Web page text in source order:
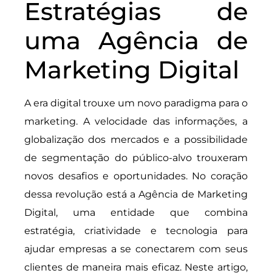
Estratégias de
uma Agência de
Marketing Digital
A era digital trouxe um novo paradigma para o
marketing. A velocidade das informações, a
globalização dos mercados e a possibilidade
de segmentação do público-alvo trouxeram
novos desafios e oportunidades. No coração
dessa revolução está a Agência de Marketing
Digital, uma entidade que combina
estratégia, criatividade e tecnologia para
ajudar empresas a se conectarem com seus
clientes de maneira mais eficaz. Neste artigo,